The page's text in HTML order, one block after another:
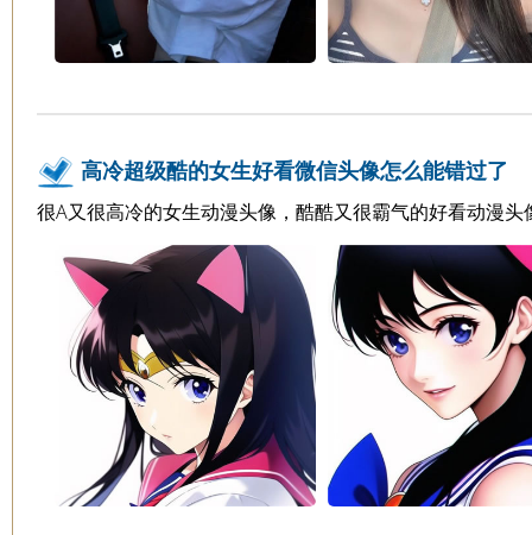
高冷超级酷的女生好看微信头像怎么能错过了
很A又很高冷的女生动漫头像，酷酷又很霸气的好看动漫